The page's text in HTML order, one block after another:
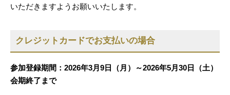
いただきますようお願いいたします。
クレジットカードでお支払いの場合
参加登録期間：2026年3月9日（月）～2026年5月30日（土）
会期終了まで